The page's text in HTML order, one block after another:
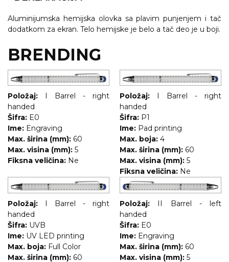
ID PLOČICA
BOCE
TEHNOLOGIJA
KANCELARIJA
KUĆNI SETOVI
OLOVKE
TORBE & PUTOVANJE
TEKSTIL
RADNA OPREMA
Aluminijumska hemijska olovka sa plavim punjenjem i tač
dodatkom za ekran. Telo hemijske je belo a tač deo je u boji.
BRENDING
Položaj:
I Barrel - right
handed
Šifra: E0
Ime: Engraving
Max. širina (mm): 60
Max. visina (mm): 5
Fiksna veličina: Ne
Položaj:
I Barrel - right
handed
Šifra: P1
Ime: Pad printing
Max. boja: 4
Max. širina (mm): 60
Max. visina (mm): 5
Fiksna veličina: Ne
Položaj:
I Barrel - right
handed
Šifra: UVB
Ime: UV LED printing
Max. boja: Full Color
Max. širina (mm): 60
Položaj:
II Barrel - left
handed
Šifra: E0
Ime: Engraving
Max. širina (mm): 60
Max. visina (mm): 5